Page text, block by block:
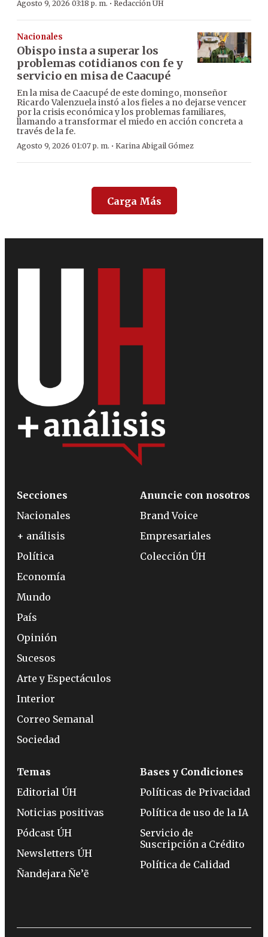
Agosto 9, 2026 03:18 p. m. · Redacción ÚH
Nacionales
Obispo insta a superar los
problemas cotidianos con fe y
servicio en misa de Caacupé
En la misa de Caacupé de este domingo, monseñor
Ricardo Valenzuela instó a los fieles a no dejarse vencer
por la crisis económica y los problemas familiares,
llamando a transformar el miedo en acción concreta a
través de la fe.
Agosto 9, 2026 01:07 p. m. · Karina Abigail Gómez
Carga Más
Secciones
Nacionales
+ análisis
Política
Economía
Mundo
País
Opinión
Sucesos
Arte y Espectáculos
Interior
Correo Semanal
Sociedad
Anuncie con nosotros
Brand Voice
Empresariales
Colección ÚH
Temas
Editorial ÚH
Noticias positivas
Pódcast ÚH
Newsletters ÚH
Ñandejara Ñe’ẽ
Bases y Condiciones
Políticas de Privacidad
Política de uso de la IA
Servicio de
Suscripción a Crédito
Política de Calidad